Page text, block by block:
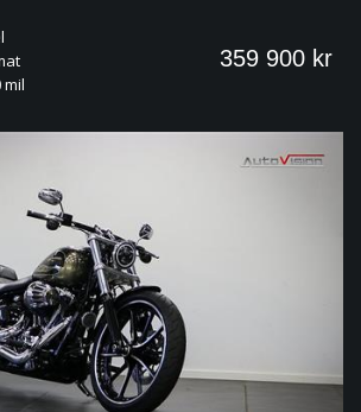
mil
359 900 kr